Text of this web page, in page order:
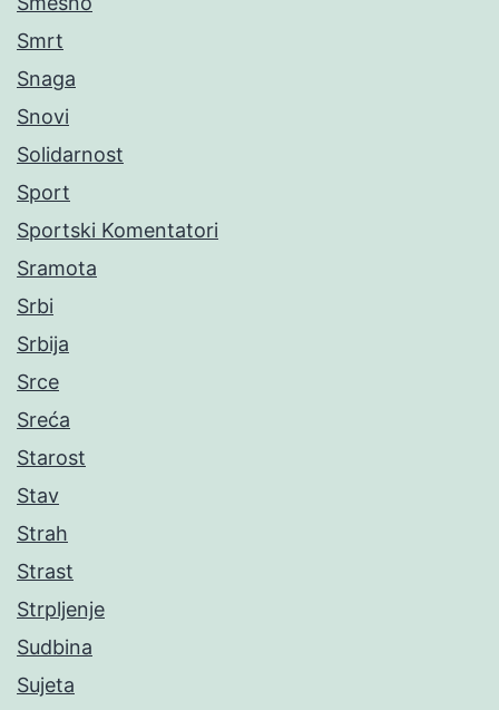
Smrt
Snaga
Snovi
Solidarnost
Sport
Sportski Komentatori
Sramota
Srbi
Srbija
Srce
Sreća
Starost
Stav
Strah
Strast
Strpljenje
Sudbina
Sujeta